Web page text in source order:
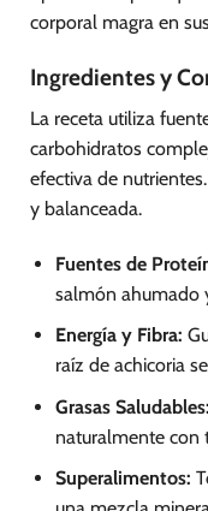
corporal magra en
Ingredientes y
La receta utiliza
carbohidratos
efectiva de
y balanceada.
Fuentes de
salmón ahumado
Energía y Fibra:
raíz de achicoria
Grasas Saludables:
naturalmente con
Superalimentos: